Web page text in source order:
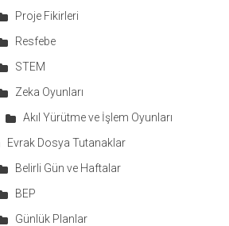
Proje Fikirleri
Resfebe
STEM
Zeka Oyunları
Akıl Yürütme ve İşlem Oyunları
Evrak Dosya Tutanaklar
Belirli Gün ve Haftalar
BEP
Günlük Planlar